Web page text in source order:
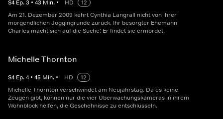
S4 Ep.3 • 43 Min. • HD
12
Am 21. Dezember 2009 kehrt Cynthia Langrall nicht von ihrer
morgendlichen Joggingrunde zurück. Ihr besorgter Ehemann
Charles macht sich auf die Suche: Er findet sie ermordet.
Michelle Thornton
S4 Ep.4 • 45 Min. • HD
12
Michelle Thornton verschwindet am Neujahrstag. Da es keine
Zeugen gibt, können nur die vier Überwachungskameras in ihrem
Wohnblock helfen, die Geschehnisse zu entschlüsseln.